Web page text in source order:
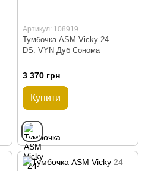
Артикул: 108919
Тумбочка ASM Vicky 24
DS. VYN Дуб Сонома
3 370 грн
Купити